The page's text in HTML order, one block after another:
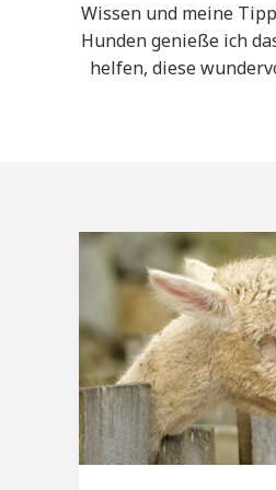
Wissen und meine
Hunden genieße ich
helfen, diese